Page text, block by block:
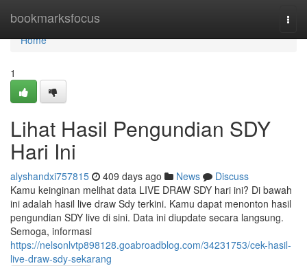
bookmarksfocus
Home
Home
1
Lihat Hasil Pengundian SDY
Hari Ini
alyshandxi757815 409 days ago News
Discuss
Kamu keinginan melihat data LIVE DRAW SDY hari ini? Di bawah
ini adalah hasil live draw Sdy terkini. Kamu dapat menonton hasil
pengundian SDY live di sini. Data ini diupdate secara langsung.
Semoga, informasi
https://nelsonlvtp898128.goabroadblog.com/34231753/cek-hasil-
live-draw-sdy-sekarang